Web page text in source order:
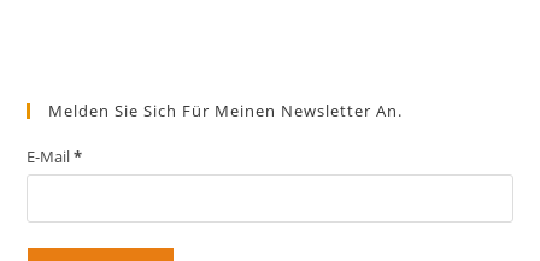
Melden Sie Sich Für Meinen Newsletter An.
E-Mail*